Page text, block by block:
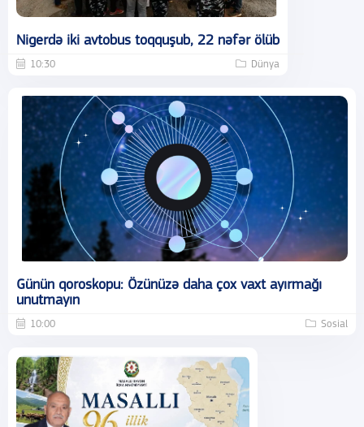
Nigerdə iki avtobus toqquşub, 22 nəfər ölüb
10:30 Dünya
Günün qoroskopu: Özünüzə daha çox vaxt ayırmağı
unutmayın
10:00 Sosial